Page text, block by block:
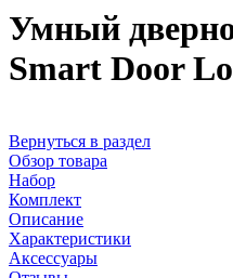
Умный
Smart Door
Вернуться в раздел
Обзор товара
Набор
Комплект
Описание
Характеристики
Аксессуары